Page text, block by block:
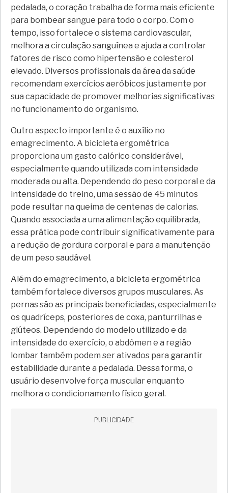
pedalada, o coração trabalha de forma mais eficiente
para bombear sangue para todo o corpo. Com o
tempo, isso fortalece o sistema cardiovascular,
melhora a circulação sanguínea e ajuda a controlar
fatores de risco como hipertensão e colesterol
elevado. Diversos profissionais da área da saúde
recomendam exercícios aeróbicos justamente por
sua capacidade de promover melhorias significativas
no funcionamento do organismo.
Outro aspecto importante é o auxílio no
emagrecimento. A bicicleta ergométrica
proporciona um gasto calórico considerável,
especialmente quando utilizada com intensidade
moderada ou alta. Dependendo do peso corporal e da
intensidade do treino, uma sessão de 45 minutos
pode resultar na queima de centenas de calorias.
Quando associada a uma alimentação equilibrada,
essa prática pode contribuir significativamente para
a redução de gordura corporal e para a manutenção
de um peso saudável.
Além do emagrecimento, a bicicleta ergométrica
também fortalece diversos grupos musculares. As
pernas são as principais beneficiadas, especialmente
os quadríceps, posteriores de coxa, panturrilhas e
glúteos. Dependendo do modelo utilizado e da
intensidade do exercício, o abdômen e a região
lombar também podem ser ativados para garantir
estabilidade durante a pedalada. Dessa forma, o
usuário desenvolve força muscular enquanto
melhora o condicionamento físico geral.
PUBLICIDADE